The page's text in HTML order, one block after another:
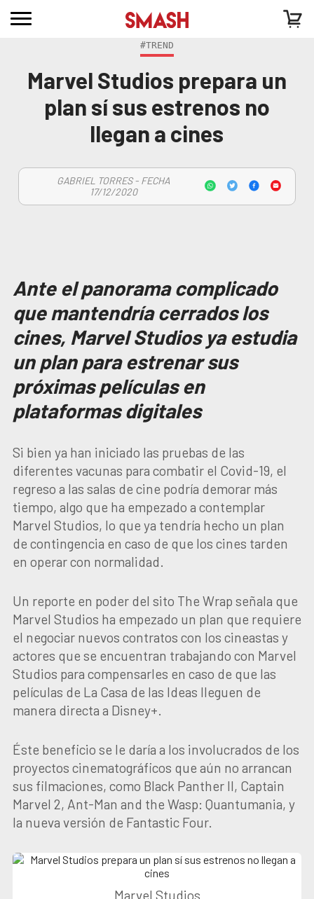
#TREND
Marvel Studios prepara un
plan sí sus estrenos no
llegan a cines
GABRIEL TORRES - FECHA
17/12/2020
Ante el panorama complicado
que mantendría cerrados los
cines, Marvel Studios ya estudia
un plan para estrenar sus
próximas películas en
plataformas digitales
Si bien ya han iniciado las pruebas de las
diferentes vacunas para combatir el Covid-19, el
regreso a las salas de cine podría demorar más
tiempo, algo que ha empezado a contemplar
Marvel Studios, lo que ya tendría hecho un plan
de contingencia en caso de que los cines tarden
en operar con normalidad.
Un reporte en poder del sito The Wrap señala que
Marvel Studios ha empezado un plan que requiere
el negociar nuevos contratos con los cineastas y
actores que se encuentran trabajando con Marvel
Studios para compensarles en caso de que las
películas de La Casa de las Ideas lleguen de
manera directa a Disney+.
Éste beneficio se le daría a los involucrados de los
proyectos cinematográficos que aún no arrancan
sus filmaciones, como Black Panther II, Captain
Marvel 2, Ant-Man and the Wasp: Quantumania, y
la nueva versión de Fantastic Four.
Marvel Studios